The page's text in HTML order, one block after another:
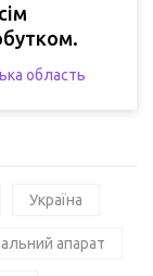
область
Україна
апарат